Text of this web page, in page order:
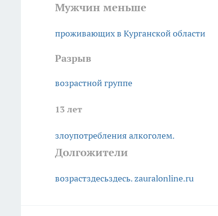
Мужчин меньше
проживающих в Курганской области
Разрыв
возрастной группе
13 лет
злоупотребления алкоголем.
Долгожители
возрастздесьздесь.zauralonline.ru